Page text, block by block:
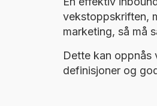
vekstoppskriften,
marketing, så må
Dette kan oppnås
definisjoner og